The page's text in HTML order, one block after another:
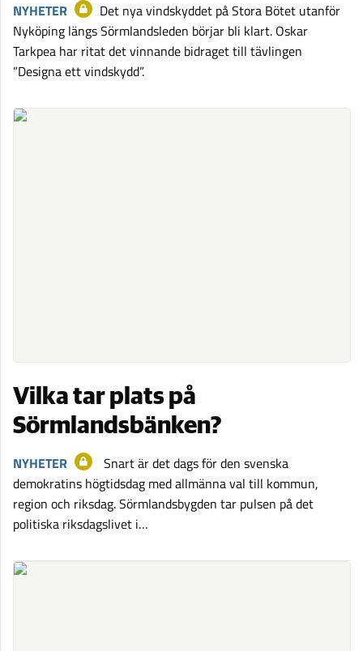
NYHETER
Det nya vindskyddet på Stora Bötet utanför
Nyköping längs Sörmlandsleden börjar bli klart. Oskar
Tarkpea har ritat det vinnande bidraget till tävlingen
”Designa ett vindskydd”.
Vilka tar plats på
Sörmlandsbänken?
NYHETER
Snart är det dags för den svenska
demokratins högtidsdag med allmänna val till kommun,
region och riksdag. Sörmlandsbygden tar pulsen på det
politiska riksdagslivet i…